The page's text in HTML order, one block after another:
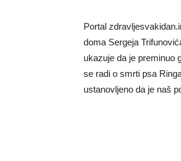
Portal
doma Sergeja
ukazuje da je preminuo
se radi o smrti psa
ustanovljeno da je naš